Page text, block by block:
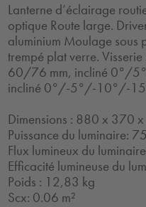
Lanterne d’éclairage
optique Route large.
aluminium Moulage sous
trempé plat verre.
60/76 mm, incliné 0°/
incliné 0°/-5°/-10°/-
Dimensions : 880 x 370
Puissance du luminaire:
Flux lumineux du
Efficacité lumineuse du
Poids : 12,83 kg
Scx: 0.06 m²